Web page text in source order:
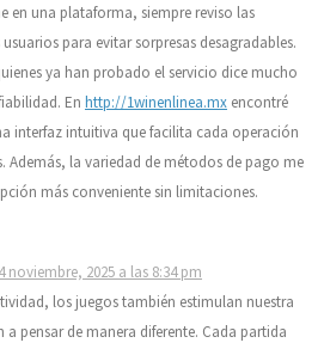
en una plataforma, siempre reviso las
para evitar sorpresas desagradables.
ya han probado el servicio dice mucho
En http://1winenlinea.mx encontré
interfaz intuitiva que facilita cada operación
Además, la variedad de métodos de pago me
más conveniente sin limitaciones.
4 noviembre, 2025 a las 8:34 pm
los juegos también estimulan nuestra
a pensar de manera diferente. Cada partida